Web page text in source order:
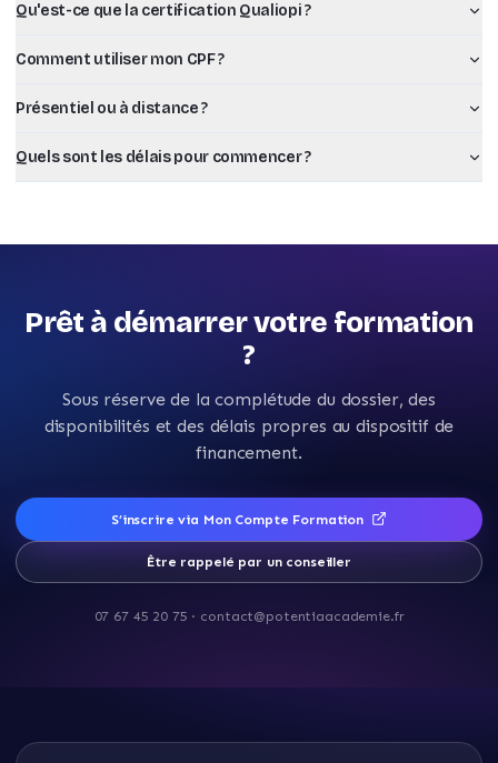
Qu'est-ce que la certification Qualiopi ?
Comment utiliser mon CPF ?
Présentiel ou à distance ?
Quels sont les délais pour commencer ?
Prêt à démarrer votre formation
?
Sous réserve de la complétude du dossier, des
disponibilités et des délais propres au dispositif de
financement.
S’inscrire via Mon Compte Formation
Être rappelé par un conseiller
07 67 45 20 75 · contact@potentiaacademie.fr